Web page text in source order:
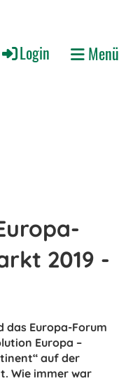
Login Menü
2019 -
das Europa-Forum
Europa –
auf der
Wie immer war